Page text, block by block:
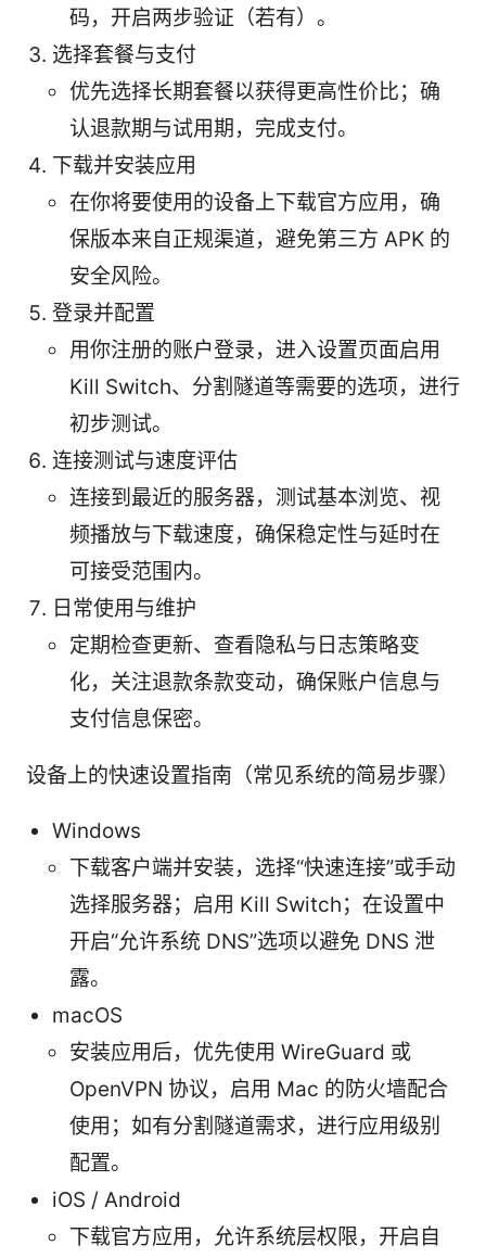
码，开启两步验证（若有）。
选择套餐与支付
优先选择长期套餐以获得更高性价比；确
认退款期与试用期，完成支付。
下载并安装应用
在你将要使用的设备上下载官方应用，确
保版本来自正规渠道，避免第三方 APK 的
安全风险。
登录并配置
用你注册的账户登录，进入设置页面启用
Kill Switch、分割隧道等需要的选项，进行
初步测试。
连接测试与速度评估
连接到最近的服务器，测试基本浏览、视
频播放与下载速度，确保稳定性与延时在
可接受范围内。
日常使用与维护
定期检查更新、查看隐私与日志策略变
化，关注退款条款变动，确保账户信息与
支付信息保密。
设备上的快速设置指南（常见系统的简易步骤）
Windows
下载客户端并安装，选择“快速连接”或手动
选择服务器；启用 Kill Switch；在设置中
开启“允许系统 DNS”选项以避免 DNS 泄
露。
macOS
安装应用后，优先使用 WireGuard 或
OpenVPN 协议，启用 Mac 的防火墙配合
使用；如有分割隧道需求，进行应用级别
配置。
iOS / Android
下载官方应用，允许系统层权限，开启自